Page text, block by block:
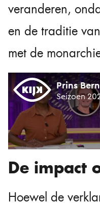
veranderen,
en de traditie
met de
De impact
Hoewel de